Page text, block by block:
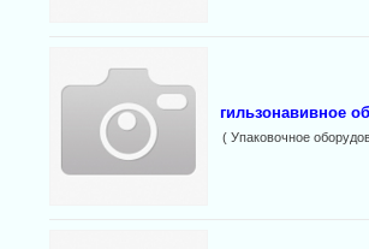
гильзонавивное
( Упаковочное